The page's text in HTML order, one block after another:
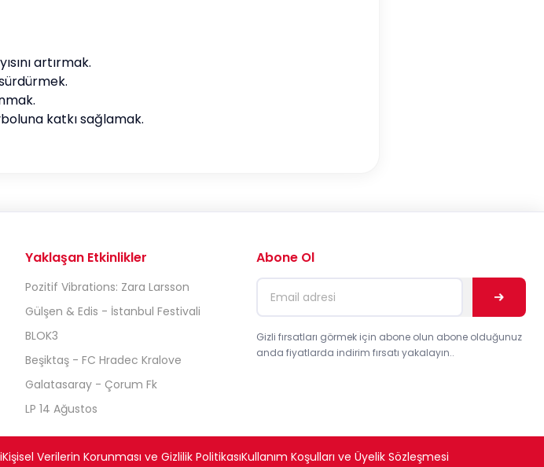
artırmak.
katkı sağlamak.
Yaklaşan Etkinlikler
Pozitif Vibrations: Zara Larsson
Gülşen & Edis - İstanbul Festivali
BLOK3
Beşiktaş - FC Hradec Kralove
Galatasaray - Çorum Fk
LP 14 Ağustos
Abone Ol
Gizli fırsatları görmek için abone olun abone olduğunuz
anda fiyatlarda indirim fırsatı yakalayın..
Kişisel Verilerin Korunması ve Gizlilik PolitikasıKullanım Koşulları ve Üyelik Sözleşmesi